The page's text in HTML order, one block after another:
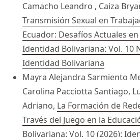
Camacho Leandro , Caiza
Transmisión Sexual en
Ecuador: Desafíos Actuales
Identidad Bolivariana: Vol. 10
Identidad Bolivariana
Mayra Alejandra Sarmiento
Carolina Pacciotta Santiago,
Adriano, La Formación de
Través del Juego en la
Bolivariana: Vol. 10 (2026):